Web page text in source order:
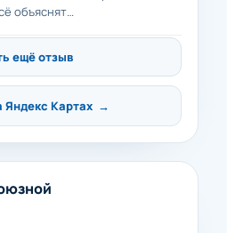
объяснят…
ещё отзыв
Яндекс Картах →